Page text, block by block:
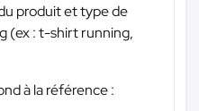
produit et type de
(ex : t-shirt running,
à la référence :